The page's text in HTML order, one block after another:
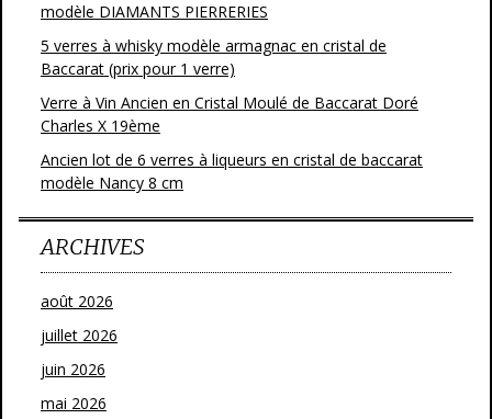
modèle DIAMANTS PIERRERIES
5 verres à whisky modèle armagnac en cristal de
Baccarat (prix pour 1 verre)
Verre à Vin Ancien en Cristal Moulé de Baccarat Doré
Charles X 19ème
Ancien lot de 6 verres à liqueurs en cristal de baccarat
modèle Nancy 8 cm
ARCHIVES
août 2026
juillet 2026
juin 2026
mai 2026